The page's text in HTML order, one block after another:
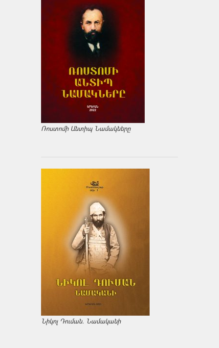
Ռոստոմի Անտիպ Նամակները
Նիկոլ Դուման. Նամականի